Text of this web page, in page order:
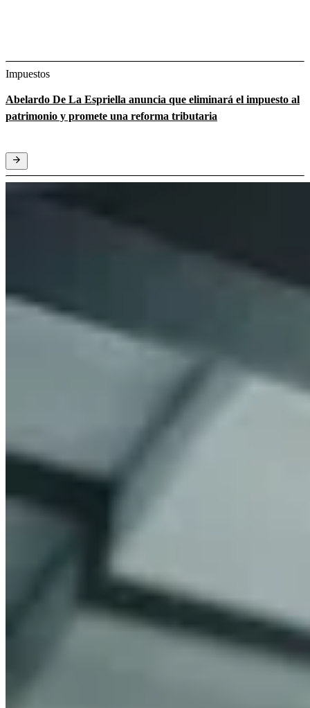
Impuestos
Abelardo De La Espriella anuncia que eliminará el impuesto al
patrimonio y promete una reforma tributaria